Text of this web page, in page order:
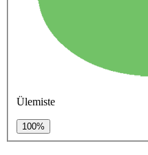
Ülemiste
100%